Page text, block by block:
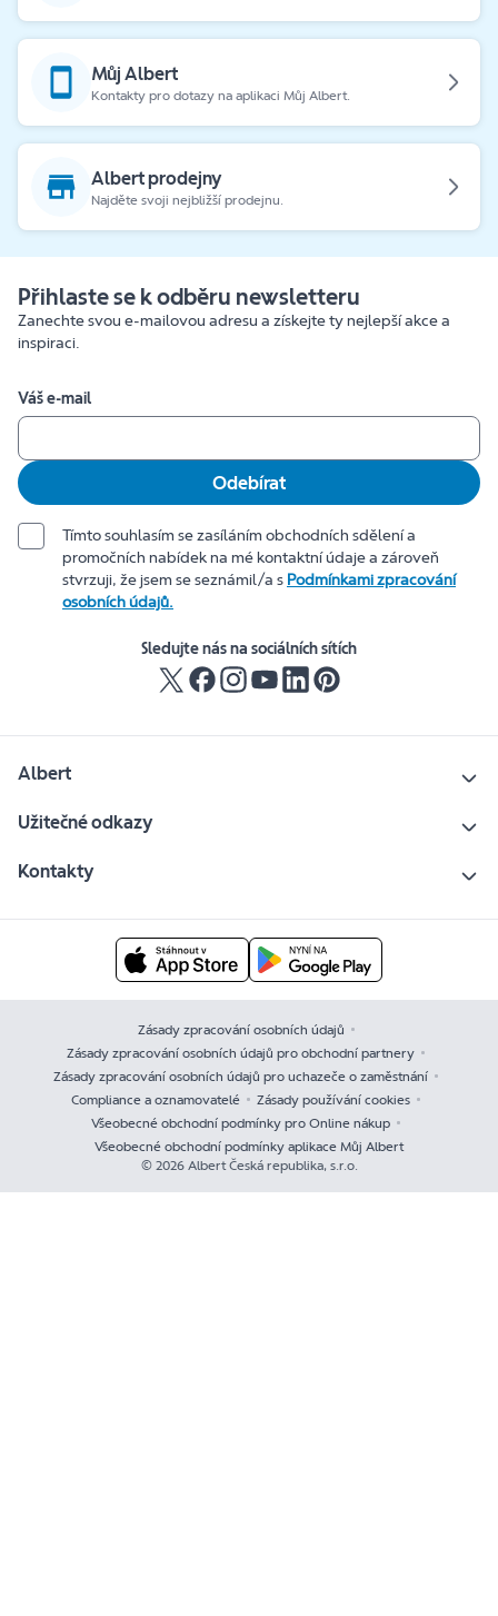
Můj Albert
Kontakty pro dotazy na aplikaci Můj Albert.
Albert prodejny
Najděte svoji nejbližší prodejnu.
Přihlaste se k odběru newsletteru
Zanechte svou e-mailovou adresu a získejte ty nejlepší akce a
inspiraci.
Váš e-mail
Odebírat
Tímto souhlasím se zasíláním obchodních sdělení a
promočních nabídek na mé kontaktní údaje a zároveň
stvrzuji, že jsem se seznámil/a s Podmínkami zpracování
osobních údajů.
Sledujte nás na sociálních sítích
Albert
Užitečné odkazy
Kontakty
Zásady zpracování osobních údajů
Zásady zpracování osobních údajů pro obchodní partnery
Zásady zpracování osobních údajů pro uchazeče o zaměstnání
Compliance a oznamovatelé
Zásady používání cookies
Všeobecné obchodní podmínky pro Online nákup
Všeobecné obchodní podmínky aplikace Můj Albert
© 2026 Albert Česká republika, s.r.o.